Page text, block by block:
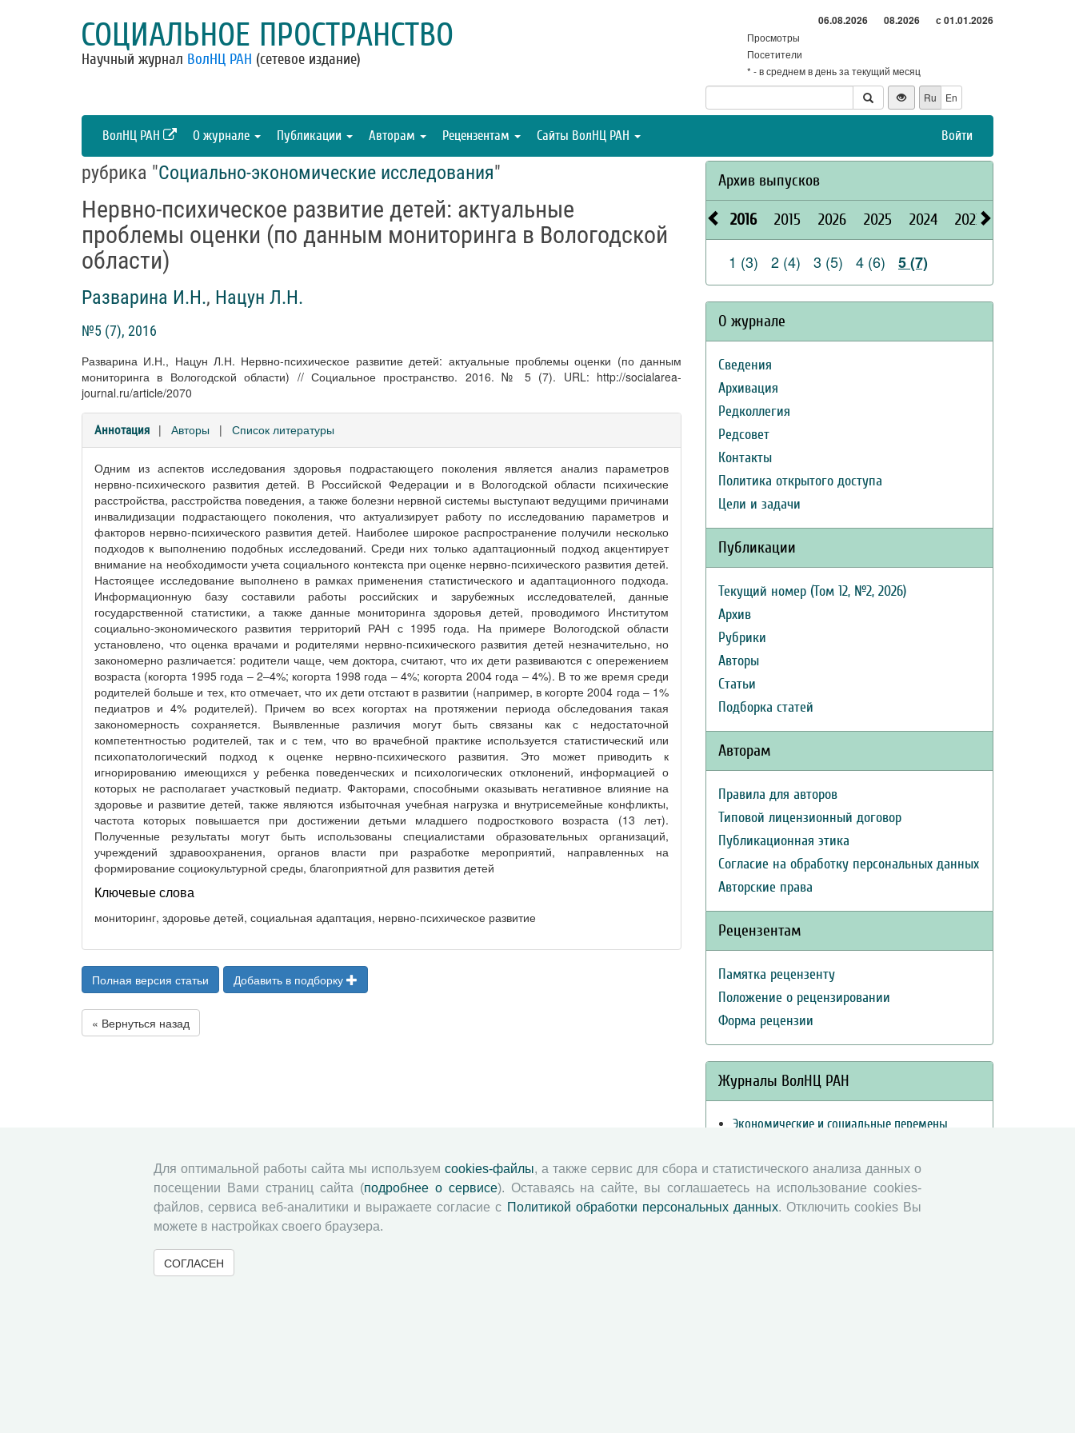
СОЦИАЛЬНОЕ ПРОСТРАНСТВО
Научный журнал ВолНЦ РАН (сетевое издание)
06.08.2026 08.2026 с 01.01.2026
Просмотры
Посетители
* - в среднем в день за текущий месяц
Ru
En
ВолНЦ РАН О журнале Публикации Авторам Рецензентам Сайты ВолНЦ РАН Войти
рубрика "Социально-экономические исследования"
Нервно-психическое развитие детей: актуальные
проблемы оценки (по данным мониторинга в Вологодской
области)
Разварина И.Н., Нацун Л.Н.
№5 (7), 2016
Разварина И.Н., Нацун Л.Н. Нервно-психическое развитие детей: актуальные проблемы оценки (по данным
мониторинга в Вологодской области) // Социальное пространство. 2016. № 5 (7). URL: http://socialarea-
journal.ru/article/2070
Аннотация | Авторы | Список литературы
Одним из аспектов исследования здоровья подрастающего поколения является анализ параметров
нервно-психического развития детей. В Российской Федерации и в Вологодской области психические
расстройства, расстройства поведения, а также болезни нервной системы выступают ведущими причинами
инвалидизации подрастающего поколения, что актуализирует работу по исследованию параметров и
факторов нервно-психического развития детей. Наиболее широкое распространение получили несколько
подходов к выполнению подобных исследований. Среди них только адаптационный подход акцентирует
внимание на необходимости учета социального контекста при оценке нервно-психического развития детей.
Настоящее исследование выполнено в рамках применения статистического и адаптационного подхода.
Информационную базу составили работы российских и зарубежных исследователей, данные
государственной статистики, а также данные мониторинга здоровья детей, проводимого Институтом
социально-экономического развития территорий РАН с 1995 года. На примере Вологодской области
установлено, что оценка врачами и родителями нервно-психического развития детей незначительно, но
закономерно различается: родители чаще, чем доктора, считают, что их дети развиваются с опережением
возраста (когорта 1995 года – 2–4%; когорта 1998 года – 4%; когорта 2004 года – 4%). В то же время среди
родителей больше и тех, кто отмечает, что их дети отстают в развитии (например, в когорте 2004 года – 1%
педиатров и 4% родителей). Причем во всех когортах на протяжении периода обследования такая
закономерность сохраняется. Выявленные различия могут быть связаны как с недостаточной
компетентностью родителей, так и с тем, что во врачебной практике используется статистический или
психопатологический подход к оценке нервно-психического развития. Это может приводить к
игнорированию имеющихся у ребенка поведенческих и психологических отклонений, информацией о
которых не располагает участковый педиатр. Факторами, способными оказывать негативное влияние на
здоровье и развитие детей, также являются избыточная учебная нагрузка и внутрисемейные конфликты,
частота которых повышается при достижении детьми младшего подросткового возраста (13 лет).
Полученные результаты могут быть использованы специалистами образовательных организаций,
учреждений здравоохранения, органов власти при разработке мероприятий, направленных на
формирование социокультурной среды, благоприятной для развития детей
Ключевые слова
мониторинг, здоровье детей, социальная адаптация, нервно-психическое развитие
Полная версия статьи Добавить в подборку
« Вернуться назад
Архив выпусков
2016 2015 2026 2025 2024 2023
1 (3) 2 (4) 3 (5) 4 (6) 5 (7)
О журнале
Сведения
Архивация
Редколлегия
Редсовет
Контакты
Политика открытого доступа
Цели и задачи
Публикации
Текущий номер (Том 12, №2, 2026)
Архив
Рубрики
Авторы
Статьи
Подборка статей
Авторам
Правила для авторов
Типовой лицензионный договор
Публикационная этика
Согласие на обработку персональных данных
Авторские права
Рецензентам
Памятка рецензенту
Положение о рецензировании
Форма рецензии
Журналы ВолНЦ РАН
Экономические и социальные перемены
Вопросы территориального развития
Социальное пространство
Юный экономист
Для оптимальной работы сайта мы используем cookies-файлы, а также сервис для сбора и статистического анализа данных о
посещении Вами страниц сайта (подробнее о сервисе). Оставаясь на сайте, вы соглашаетесь на использование cookies-
файлов, сервиса веб-аналитики и выражаете согласие с Политикой обработки персональных данных. Отключить cookies Вы
можете в настройках своего браузера.
СОГЛАСЕН